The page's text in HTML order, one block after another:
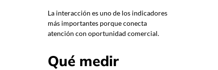
La interacción es uno de los indicadores
más importantes porque conecta
atención con oportunidad comercial.
Qué medir